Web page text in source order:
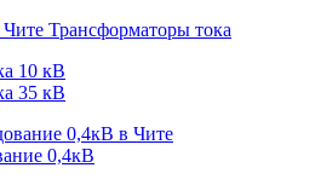
Трансформаторы тока
10 кВ
35 кВ
0,4кВ